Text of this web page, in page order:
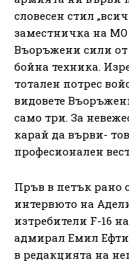
словесен стил
заместничка на МО
Въоръжени сили от
бойна техника.
тотален потрес
видовете
само три. За
карай да върви-
професионален
Пръв в петък рано
интервюто на
изтребители F-16
адмирал Емил
в редакцията на